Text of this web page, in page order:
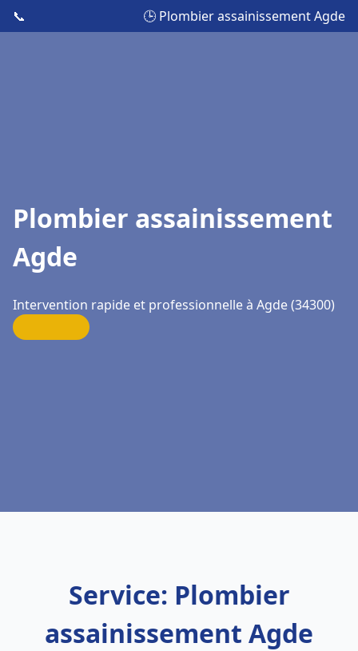
📞 🕒 Plombier assainissement Agde
Plombier assainissement
Agde
Intervention rapide et professionnelle à Agde (34300)
Service: Plombier
assainissement Agde